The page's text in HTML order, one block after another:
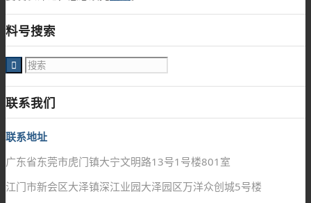
料号搜索
联系我们
联系地址
广东省东莞市虎门镇大宁文明路13号1号楼801室
江门市新会区大泽镇深江业园大泽园区万洋众创城5号楼